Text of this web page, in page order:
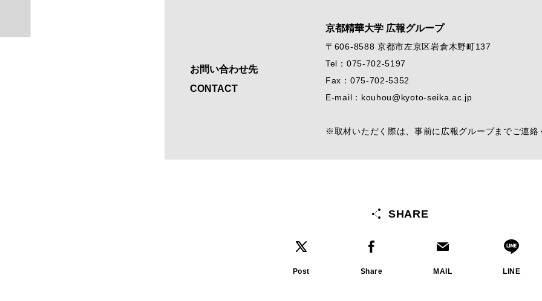
お問い合わせ先
CONTACT
京都精華大学 広報グループ
〒606-8588 京都市左京区岩倉木野町137
Tel：075-702-5197
Fax：075-702-5352
E-mail：kouhou@kyoto-seika.ac.jp
※取材いただく際は、事前に広報グループまでご連絡
SHARE
Post Share MAIL LINE